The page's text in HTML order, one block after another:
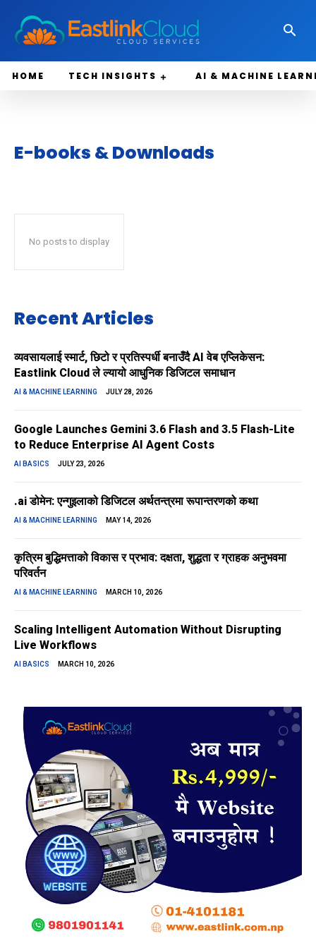
HOME TECH INSIGHTS AI & MACHINE
E-books & Downloads
No posts to display
Recent Articles
व्यवसायलाई स्मार्ट, छिटो र प्रतिस्पर्धी बनाउँदै AI वेब एप्लिकेसन:
Eastlink Cloud ले ल्यायो आधुनिक डिजिटल समाधान
AI & MACHINE LEARNING JULY 28, 2026
Google Launches Gemini 3.6 Flash and 3.5 Flash-Lite
to Reduce Enterprise AI Agent Costs
AI BASICS JULY 23, 2026
.ai डोमेन: एन्गुइलाको डिजिटल अर्थतन्त्रमा रूपान्तरणको कथा
AI & MACHINE LEARNING MAY 14, 2026
कृत्रिम बुद्धिमत्ताको विकास र प्रभाव: दक्षता, शुद्धता र ग्राहक अनुभवमा
परिवर्तन
AI & MACHINE LEARNING MARCH 10, 2026
Scaling Intelligent Automation Without Disrupting
Live Workflows
AI BASICS MARCH 10, 2026